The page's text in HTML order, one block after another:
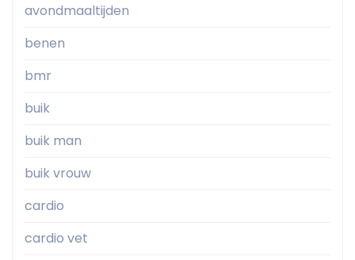
avondmaaltijden
benen
bmr
buik
buik man
buik vrouw
cardio
cardio vet